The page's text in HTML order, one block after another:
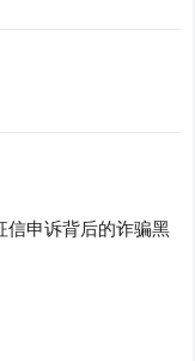
信申诉背后的诈骗黑